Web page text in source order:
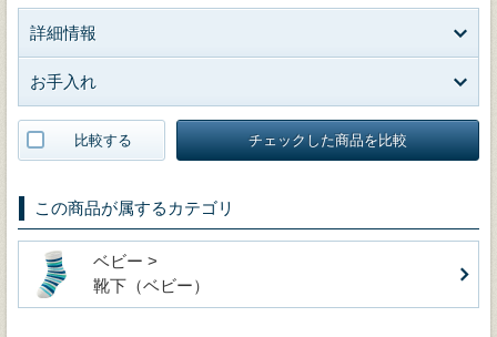
詳細情報
お手入れ
比較する チェックした商品を比較
この商品が属するカテゴリ
ベビー >
靴下（ベビー）